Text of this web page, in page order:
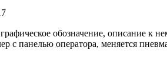
обозначение, описание к
с панелью оператора, меняется